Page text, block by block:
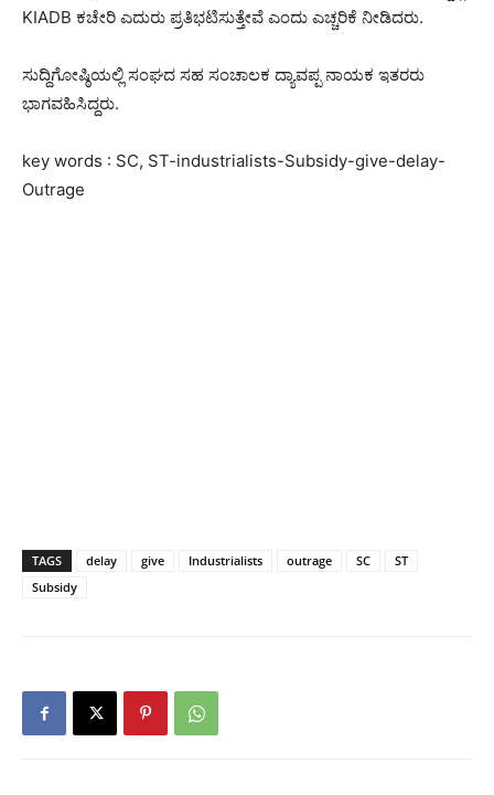
KIADB ಕಚೇರಿ ಎದುರು ಪ್ರತಿಭಟಿಸುತ್ತೇವೆ ಎಂದು ಎಚ್ಚರಿಕೆ ನೀಡಿದರು.
ಸುದ್ದಿಗೋಷ್ಠಿಯಲ್ಲಿ ಸಂಘದ ಸಹ ಸಂಚಾಲಕ ದ್ಯಾವಪ್ಪ ನಾಯಕ ಇತರರು
ಭಾಗವಹಿಸಿದ್ದರು.
key words : SC, ST-industrialists-Subsidy-give-delay-
Outrage
TAGS delay give Industrialists outrage SC
ST
Subsidy